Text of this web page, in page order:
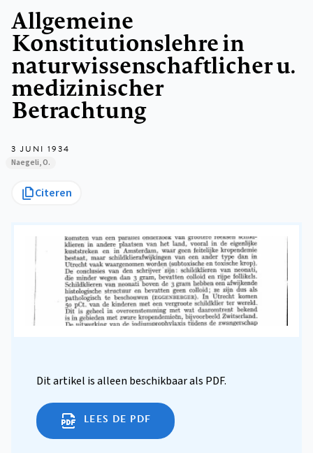
Allgemeine
Konstitutionslehre in
naturwissenschaftlicher u.
medizinischer
Betrachtung
3 JUNI 1934
Naegeli, O.
Citeren
Dit artikel is alleen beschikbaar als PDF.
LEES DE PDF